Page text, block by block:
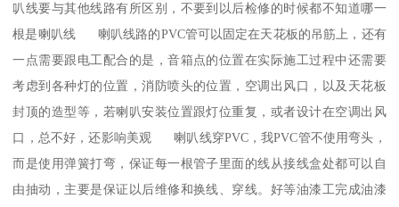
叭线要与其他线路有所区别，不要到以后检修的时候都不知道哪一
根是喇叭线 喇叭线路的PVC管可以固定在天花板的吊筋上，还有
一点需要跟电工配合的是，音箱点的位置在实际施工过程中还需要
考虑到各种灯的位置，消防喷头的位置，空调出风口，以及天花板
封顶的造型等，若喇叭安装位置跟灯位重复，或者设计在空调出风
口，总不好，还影响美观 喇叭线穿PVC，我PVC管不使用弯头，
而是使用弹簧打弯，保证每一根管子里面的线从接线盒处都可以自
由抽动，主要是保证以后维修和换线、穿线。好等油漆工完成油漆